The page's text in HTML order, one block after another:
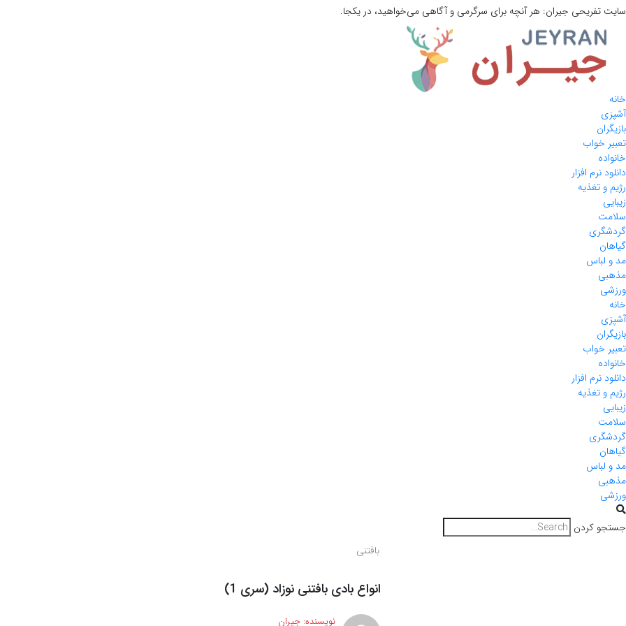
سایت تفریحی جیران: هر آنچه برای سرگرمی و آگاهی می‌خواهید، در یکجا.
خانه
آشپزی
بازیگران
تعبیر خواب
خانواده
دانلود نرم افزار
رژیم و تغذیه
زیبایی
سلامت
گردشگری
گیاهان
مد و لباس
مذهبی
ورزشی
خانه
آشپزی
بازیگران
تعبیر خواب
خانواده
دانلود نرم افزار
رژیم و تغذیه
زیبایی
سلامت
گردشگری
گیاهان
مد و لباس
مذهبی
ورزشی
جستجو کردن
بافتنی
انواع بادی بافتنی نوزاد (سری 1)
نویسنده: جیران